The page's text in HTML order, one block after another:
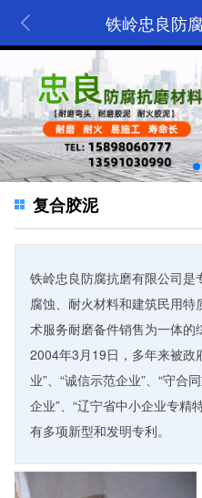
铁岭忠良防
复合胶泥
铁岭忠良防腐抗磨有限公司
腐蚀、耐火材料和建筑民用
术服务耐磨备件销售为一体
2004年3月19日，多年来被政
业”、“诚信示范企业”、“守合
企业”、“辽宁省中小企业专精
有多项新型和发明专利。